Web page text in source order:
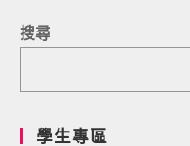
搜尋
學生專區